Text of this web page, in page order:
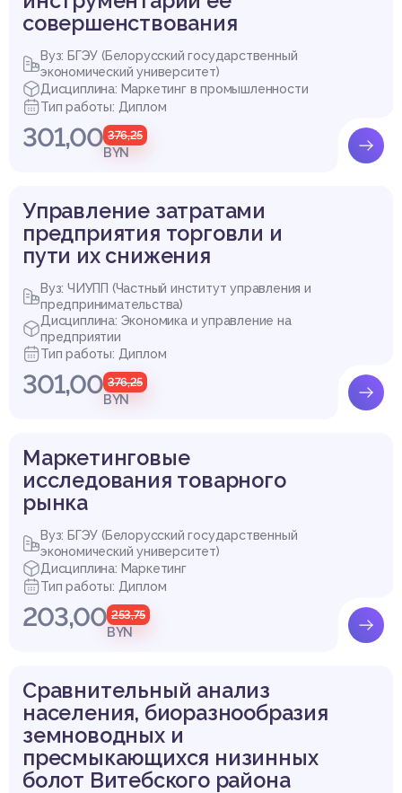
совершенствования
Вуз: БГЭУ (Белорусский государственный
экономический университет)
Дисциплина: Маркетинг в промышленности
Тип работы: Диплом
301,00 376,25
BYN
Управление затратами
предприятия торговли и
пути их снижения
Вуз: ЧИУПП (Частный институт управления и
предпринимательства)
Дисциплина: Экономика и управление на
предприятии
Тип работы: Диплом
301,00 376,25
BYN
Маркетинговые
исследования товарного
рынка
Вуз: БГЭУ (Белорусский государственный
экономический университет)
Дисциплина: Маркетинг
Тип работы: Диплом
203,00 253,75
BYN
Сравнительный анализ
населения, биоразнообразия
земноводных и
пресмыкающихся низинных
болот Витебского района